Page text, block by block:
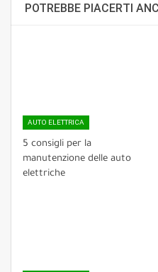
POTREBBE PIACERTI
AUTO ELETTRICA
5 consigli per la
manutenzione delle auto
elettriche